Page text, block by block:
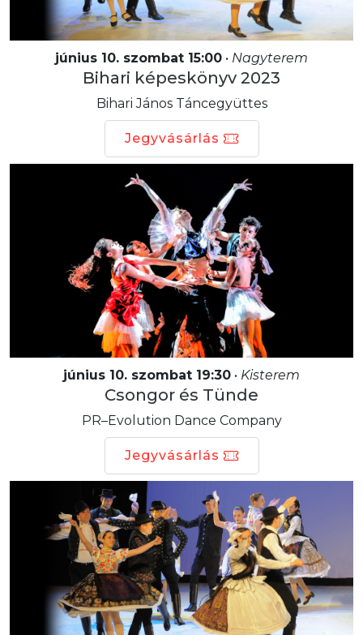
június 10. szombat 15:00 • Nagyterem
Bihari képeskönyv 2023
Bihari János Táncegyüttes
Jegyvásárlás
június 10. szombat 19:30 • Kisterem
Csongor és Tünde
PR–Evolution Dance Company
Jegyvásárlás